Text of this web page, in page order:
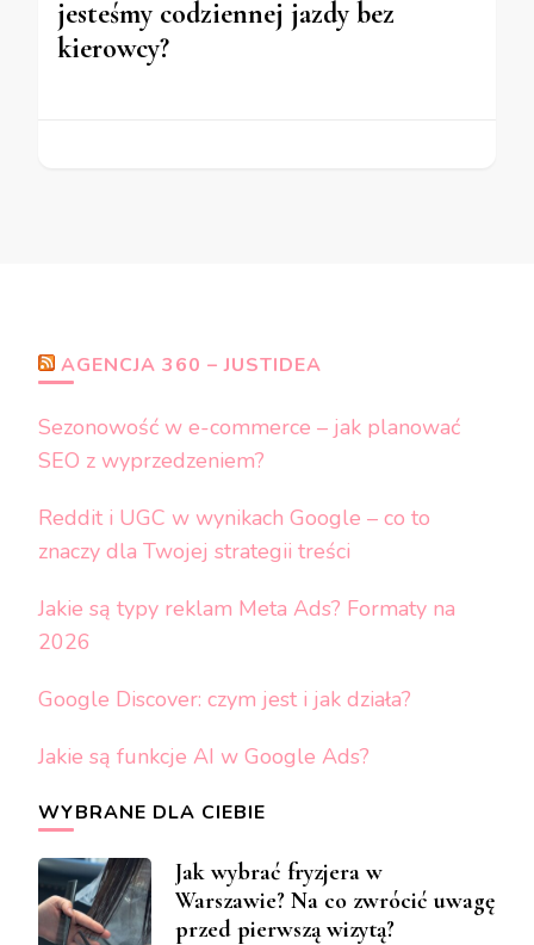
jesteśmy codziennej jazdy bez
kierowcy?
AGENCJA 360 – JUSTIDEA
Sezonowość w e-commerce – jak planować
SEO z wyprzedzeniem?
Reddit i UGC w wynikach Google – co to
znaczy dla Twojej strategii treści
Jakie są typy reklam Meta Ads? Formaty na
2026
Google Discover: czym jest i jak działa?
Jakie są funkcje AI w Google Ads?
WYBRANE DLA CIEBIE
Jak wybrać fryzjera w
Warszawie? Na co zwrócić uwagę
przed pierwszą wizytą?